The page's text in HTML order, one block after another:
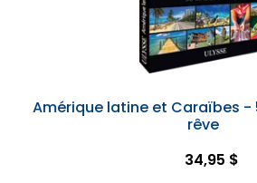
Amérique latine et Caraïbes -
rêve
34,95 $